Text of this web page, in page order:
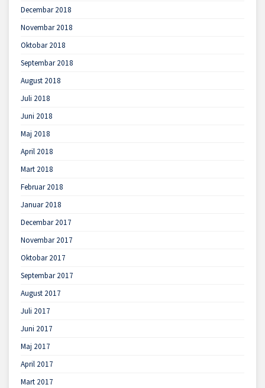
Decembar 2018
Novembar 2018
Oktobar 2018
Septembar 2018
August 2018
Juli 2018
Juni 2018
Maj 2018
April 2018
Mart 2018
Februar 2018
Januar 2018
Decembar 2017
Novembar 2017
Oktobar 2017
Septembar 2017
August 2017
Juli 2017
Juni 2017
Maj 2017
April 2017
Mart 2017